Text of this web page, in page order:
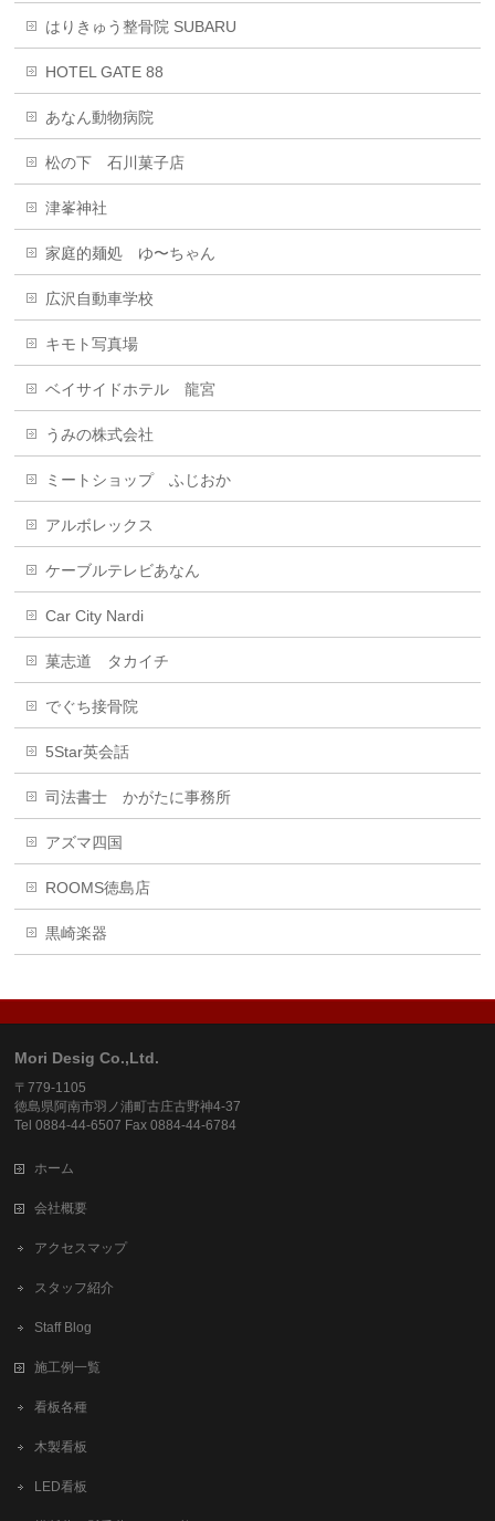
はりきゅう整骨院 SUBARU
HOTEL GATE 88
あなん動物病院
松の下 石川菓子店
津峯神社
家庭的麺処 ゆ〜ちゃん
広沢自動車学校
キモト写真場
ベイサイドホテル 龍宮
うみの株式会社
ミートショップ ふじおか
アルボレックス
ケーブルテレビあなん
Car City Nardi
菓志道 タカイチ
でぐち接骨院
5Star英会話
司法書士 かがたに事務所
アズマ四国
ROOMS徳島店
黒崎楽器
Mori Desig Co.,Ltd.
〒779-1105
徳島県阿南市羽ノ浦町古庄古野神4-37
Tel 0884-44-6507 Fax 0884-44-6784
ホーム
会社概要
アクセスマップ
スタッフ紹介
Staff Blog
施工例一覧
看板各種
木製看板
LED看板